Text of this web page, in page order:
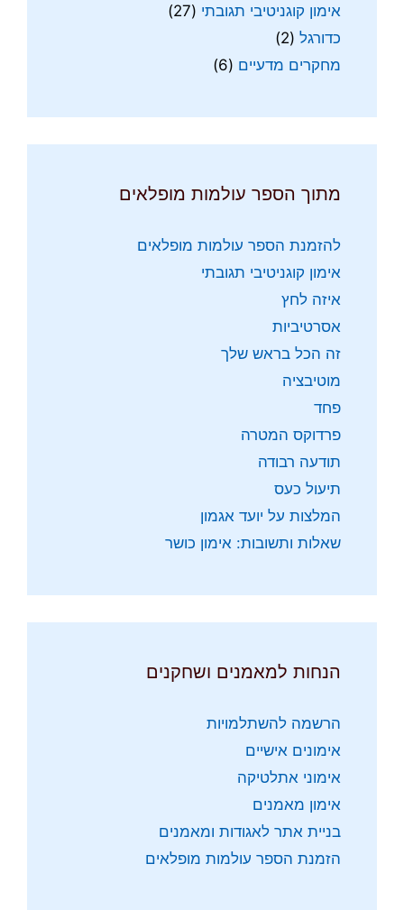
אימון קוגניטיבי תגובתי(27)
כדורגל(2)
מחקרים מדעיים(6)
מתוך הספר עולמות מופלאים
להזמנת הספר עולמות מופלאים
אימון קוגניטיבי תגובתי
איזה לחץ
אסרטיביות
זה הכל בראש שלך
מוטיבציה
פרדוקס המטרה
תודעה רבודה
תיעול כעס
המלצות על יועד אגמון
שאלות ותשובות: אימון כושר
הנחות למאמנים ושחקנים
הרשמה להשתלמויות
אימונים אישיים
אימוני אתלטיקה
אימון מאמנים
בניית אתר לאגודות ומאמנים
הזמנת הספר עולמות מופלאים